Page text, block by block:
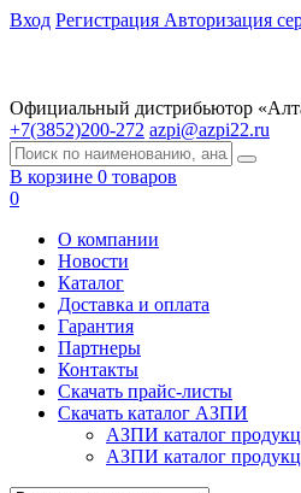
Вход Регистрация Авторизация
Официальный дистрибьютор
+7(3852)200-272 azpi@azpi22.ru
В корзине 0 товаров
0
О компании
Новости
Каталог
Доставка и оплата
Гарантия
Партнеры
Контакты
Скачать прайс-листы
Скачать каталог АЗПИ
АЗПИ каталог
АЗПИ каталог